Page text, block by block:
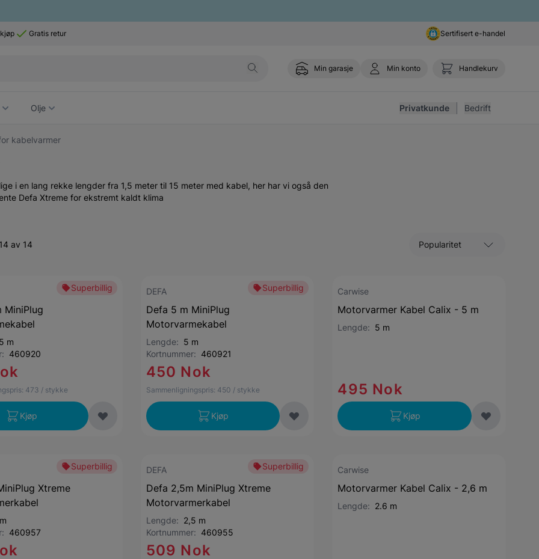
Gratis retur Sertifisert e-handel
Min garasje Min konto Handlekurv
Olje Privatkunde Bedrift
kabelvarmer
i en lang rekke lengder fra 1,5 meter til 15 meter med kabel, her har vi også den
Defa Xtreme for ekstremt kaldt klima
Sorter etter
av 14
Superbillig
MiniPlug
m
460920
473 / stykke
Kjøp
Superbillig
DEFA
Defa 5 m MiniPlug
Motorvarmekabel
Lengde: 5 m
Kortnummer: 460921
450 Nok
Sammenligningspris: 450 / stykke
Kjøp
Carwise
Motorvarmer Kabel Calix - 5 m
Lengde: 5 m
495 Nok
Kjøp
Superbillig
Xtreme
460957
Superbillig
DEFA
Defa 2,5m MiniPlug Xtreme
Motorvarmerkabel
Lengde: 2,5 m
Kortnummer: 460955
509 Nok
Carwise
Motorvarmer Kabel Calix - 2,6 m
Lengde: 2.6 m